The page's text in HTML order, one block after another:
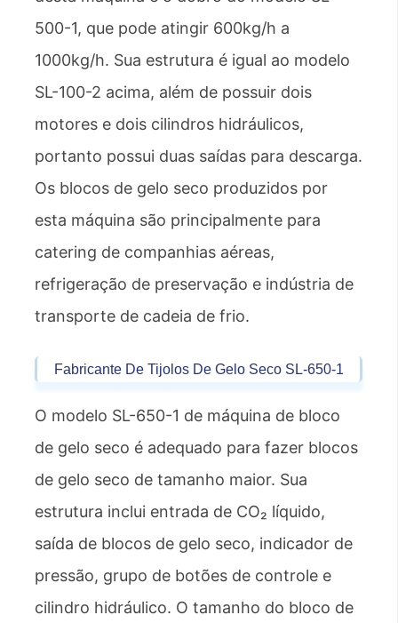
500-1, que pode atingir 600kg/h a
1000kg/h. Sua estrutura é igual ao modelo
SL-100-2 acima, além de possuir dois
motores e dois cilindros hidráulicos,
portanto possui duas saídas para descarga.
Os blocos de gelo seco produzidos por
esta máquina são principalmente para
catering de companhias aéreas,
refrigeração de preservação e indústria de
transporte de cadeia de frio.
Fabricante De Tijolos De Gelo Seco SL-650-1
O modelo SL-650-1 de máquina de bloco
de gelo seco é adequado para fazer blocos
de gelo seco de tamanho maior. Sua
estrutura inclui entrada de CO₂ líquido,
saída de blocos de gelo seco, indicador de
pressão, grupo de botões de controle e
cilindro hidráulico. O tamanho do bloco de